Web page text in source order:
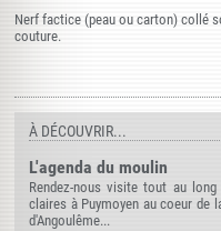
Nerf factice (peau ou carton) collé
couture.
À DÉCOUVRIR...
L'agenda du moulin
Rendez-nous visite tout au
claires à Puymoyen au coeur de
d'Angoulême...